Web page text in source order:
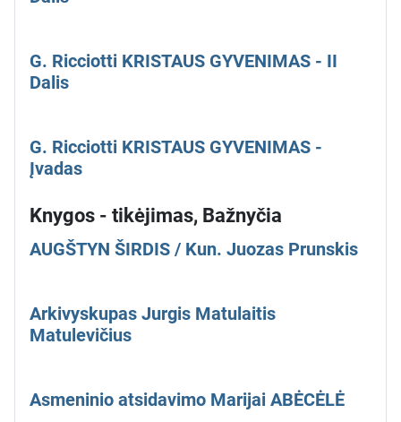
G. Ricciotti KRISTAUS GYVENIMAS - II
Dalis
G. Ricciotti KRISTAUS GYVENIMAS -
Įvadas
Knygos - tikėjimas, Bažnyčia
AUGŠTYN ŠIRDIS / Kun. Juozas Prunskis
Arkivyskupas Jurgis Matulaitis
Matulevičius
Asmeninio atsidavimo Marijai ABĖCĖLĖ